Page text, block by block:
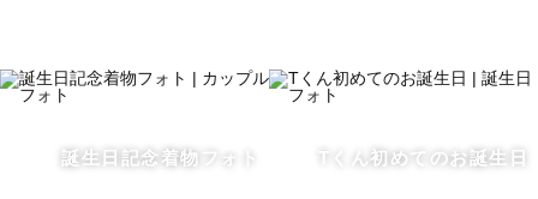
誕生日記念着物フォト Tくん初めてのお誕生日